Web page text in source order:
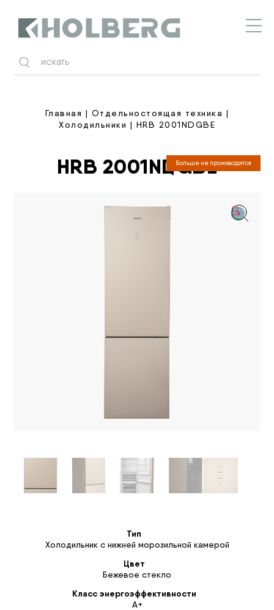
Главная | Отдельностоящая техника |
Холодильники | HRB 2001NDGBE
Больше не производится
HRB 2001NDGBE
🔍
Тип
Холодильник с нижней морозильной камерой
Цвет
Бежевое стекло
Класс энергоэффективности
А+